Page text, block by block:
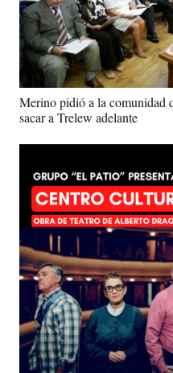
Merino pidió a la comunidad
sacar a Trelew adelante